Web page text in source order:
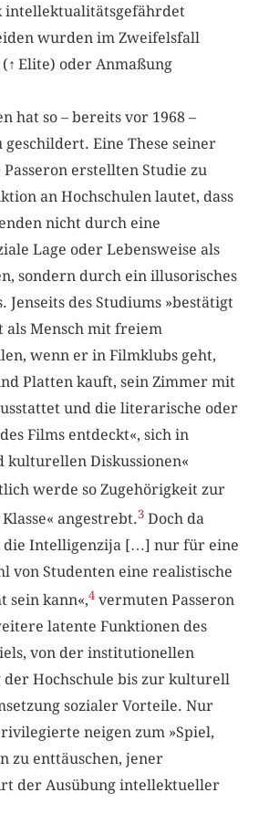
intellektualitätsgefährdet
wurden im Zweifelsfall
↑Elite) oder Anmaßung
hat so – bereits vor 1968 –
Eine These seiner
Passeron erstellten Studie zu
an Hochschulen lautet, dass
nicht durch eine
Lage oder Lebensweise als
sondern durch ein illusorisches
Jenseits des Studiums »bestätigt
als Mensch mit freiem
wenn er in Filmklubs geht,
Platten kauft, sein Zimmer mit
und die literarische oder
Films entdeckt«, sich in
kulturellen Diskussionen«
werde so Zugehörigkeit zur
angestrebt.3 Doch da
die Intelligenzija […] nur für eine
von Studenten eine realistische
sein kann«,4 vermuten Passeron
latente Funktionen des
von der institutionellen
der Hochschule bis zur kulturell
sozialer Vorteile. Nur
neigen zum »Spiel,
zu enttäuschen, jener
der Ausübung intellektueller